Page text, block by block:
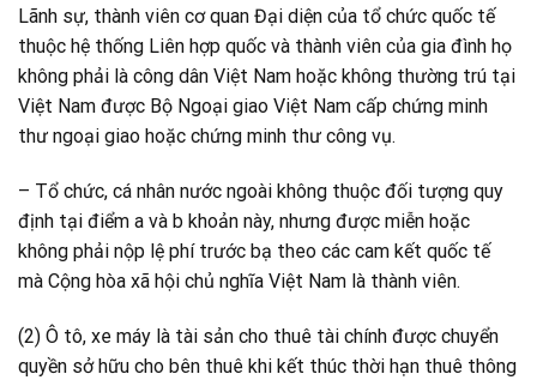
Lãnh sự, thành viên cơ quan Đại diện của tổ chức quốc tế
thuộc hệ thống Liên hợp quốc và thành viên của gia đình họ
không phải là công dân Việt Nam hoặc không thường trú tại
Việt Nam được Bộ Ngoại giao Việt Nam cấp chứng minh
thư ngoại giao hoặc chứng minh thư công vụ.
– Tổ chức, cá nhân nước ngoài không thuộc đối tượng quy
định tại điểm a và b khoản này, nhưng được miễn hoặc
không phải nộp lệ phí trước bạ theo các cam kết quốc tế
mà Cộng hòa xã hội chủ nghĩa Việt Nam là thành viên.
(2) Ô tô, xe máy là tài sản cho thuê tài chính được chuyển
quyền sở hữu cho bên thuê khi kết thúc thời hạn thuê thông